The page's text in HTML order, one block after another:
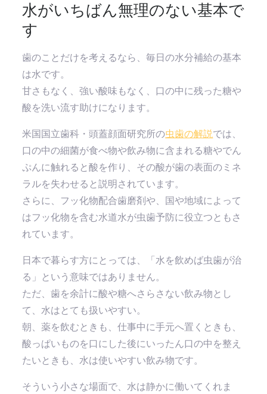
水がいちばん無理のない基本で
す
歯のことだけを考えるなら、毎日の水分補給の基本
は水です。
甘さもなく、強い酸味もなく、口の中に残った糖や
酸を洗い流す助けになります。
米国国立歯科・頭蓋顔面研究所の虫歯の解説では、
口の中の細菌が食べ物や飲み物に含まれる糖やでん
ぷんに触れると酸を作り、その酸が歯の表面のミネ
ラルを失わせると説明されています。
さらに、フッ化物配合歯磨剤や、国や地域によって
はフッ化物を含む水道水が虫歯予防に役立つともさ
れています。
日本で暮らす方にとっては、「水を飲めば虫歯が治
る」という意味ではありません。
ただ、歯を余計に酸や糖へさらさない飲み物とし
て、水はとても扱いやすい。
朝、薬を飲むときも、仕事中に手元へ置くときも、
酸っぱいものを口にした後にいったん口の中を整え
たいときも、水は使いやすい飲み物です。
そういう小さな場面で、水は静かに働いてくれま